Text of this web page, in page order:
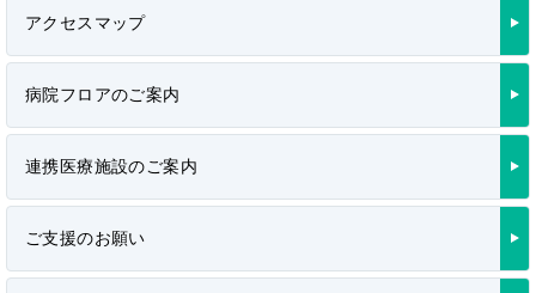
アクセスマップ
病院フロアのご案内
連携医療施設のご案内
ご支援のお願い